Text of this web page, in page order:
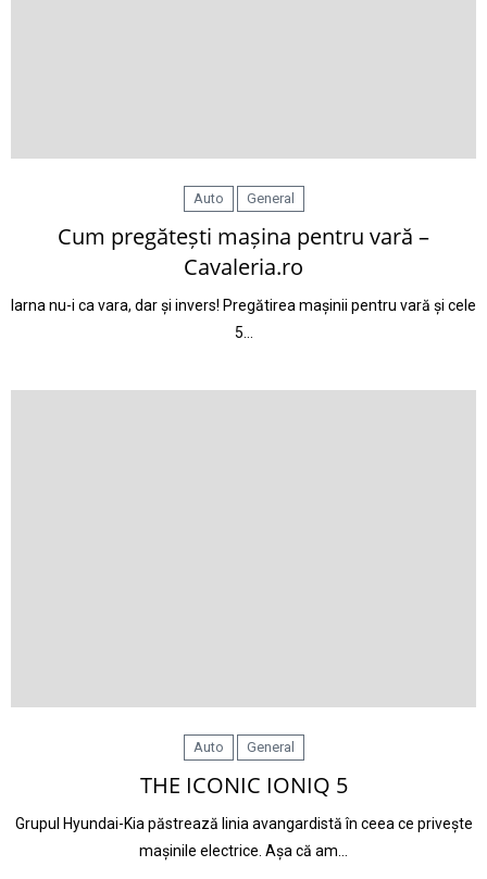
Auto General
Cum pregătești mașina pentru vară –
Cavaleria.ro
Iarna nu-i ca vara, dar și invers! Pregătirea mașinii pentru vară și cele
5…
Auto General
THE ICONIC IONIQ 5
Grupul Hyundai-Kia păstrează linia avangardistă în ceea ce privește
mașinile electrice. Așa că am…